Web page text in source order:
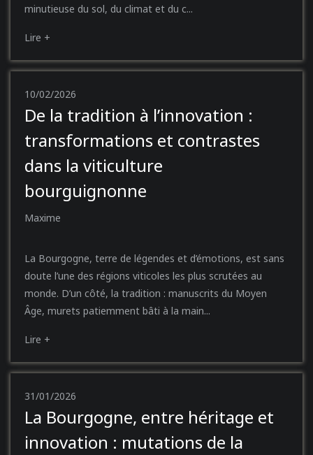
minutieuse du sol, du climat et du c...
Lire +
10/02/2026
De la tradition à l’innovation :
transformations et contrastes
dans la viticulture
bourguignonne
Maxime
La Bourgogne, terre de légendes et d’émotions, est sans
doute l’une des régions viticoles les plus scrutées au
monde. D’un côté, la tradition : manuscrits du Moyen
Âge, murets patiemment bâti à la main...
Lire +
31/01/2026
La Bourgogne, entre héritage et
innovation : mutations de la